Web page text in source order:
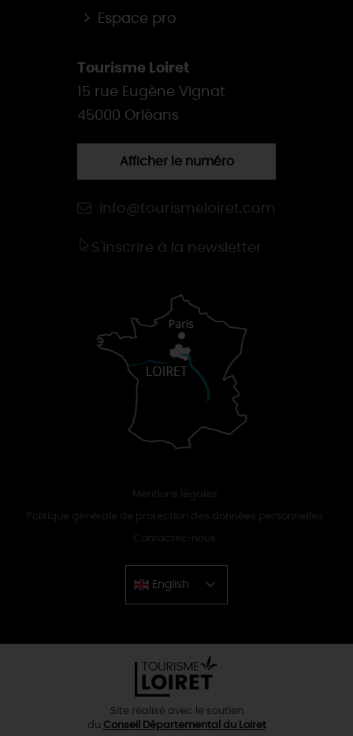
Espace pro
Tourisme Loiret
15 rue Eugène Vignat
45000 Orléans
Afficher le numéro
info@tourismeloiret.com
S'inscrire à la newsletter
Mentions légales
Politique générale de protection des données personnelles
Contactez-nous
English
Chinese
Site réalisé avec le soutien
du Conseil Départemental du Loiret